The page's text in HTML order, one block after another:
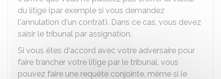
du litige (par exemple si vous demandez
l'annulation d'un contrat). Dans ce cas, vous devez
saisir le tribunal par assignation.
Si vous êtes d'accord avec votre adversaire pour
faire trancher votre litige par le tribunal, vous
pouvez faire une requête conjointe, même si le